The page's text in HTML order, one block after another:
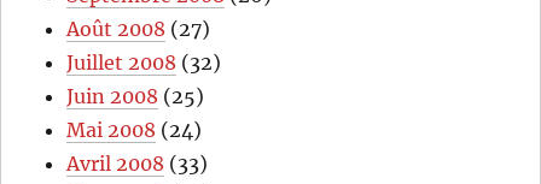
Août 2008 (27)
Juillet 2008 (32)
Juin 2008 (25)
Mai 2008 (24)
Avril 2008 (33)